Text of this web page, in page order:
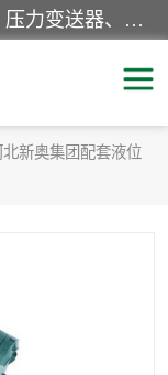
河南新瑞普测控技术有限公司主营：压力变送器、液位变送器、差压变送器、雷达料位计、电容物位计、温度显示控制仪表、电量变送器、流量计、工业自动化系统成套设备。
北新奥集团配套液位
计
仪